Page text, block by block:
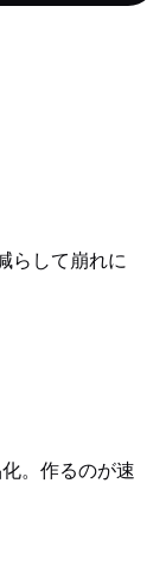
らして崩れに
。作るのが速